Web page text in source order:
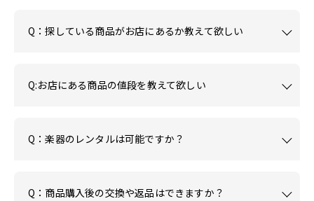
Q：探している商品がお店にあるか教えて欲しい
Q:お店にある商品の値段を教えて欲しい
Q：楽器のレンタルは可能ですか？
Q：商品購入後の交換や返品はできますか？